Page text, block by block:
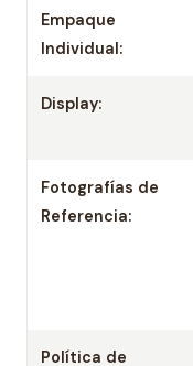
Empaque
Individual:
Display:
Fotografías de
Referencia:
Política de